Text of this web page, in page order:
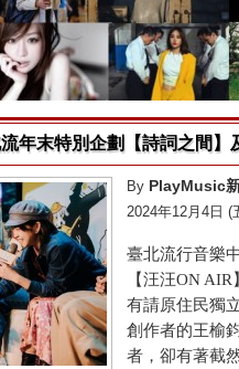
年末特別企劃【詩詞之間】
By PlayMusic
2024年12月4日 (
臺北流行音樂
【汪汪ON
有請原住民獨
創作者的王榆
者，卻有著截